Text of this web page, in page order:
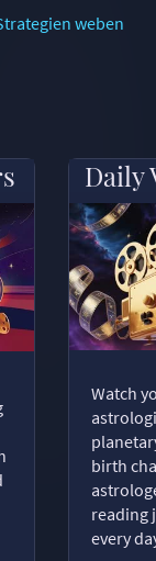
weben
Daily
Watch
birth
reading
every